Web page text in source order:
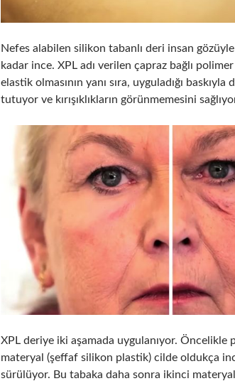
Nefes alabilen silikon tabanlı deri insan
kadar ince. XPL adı verilen çapraz bağlı
elastik olmasının yanı sıra, uyguladığı
tutuyor ve kırışıklıkların görünmemesini
XPL deriye iki aşamada uygulanıyor. Öncelikle
materyal (şeffaf silikon plastik) cilde oldukça
sürülüyor. Bu tabaka daha sonra ikinci